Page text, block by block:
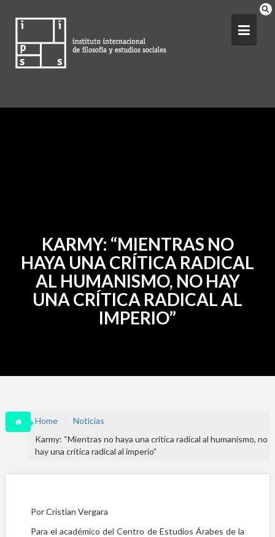
KARMY: “MIENTRAS NO
HAYA UNA CRÍTICA RADICAL
AL HUMANISMO, NO HAY
UNA CRÍTICA RADICAL AL
IMPERIO”
Home
Noticias
Karmy: “Mientras no haya una crítica radical al humanismo, no
hay una crítica radical al imperio”
Por Cristian Vergara
Para el académico del Centro de Estudios Árabes de la